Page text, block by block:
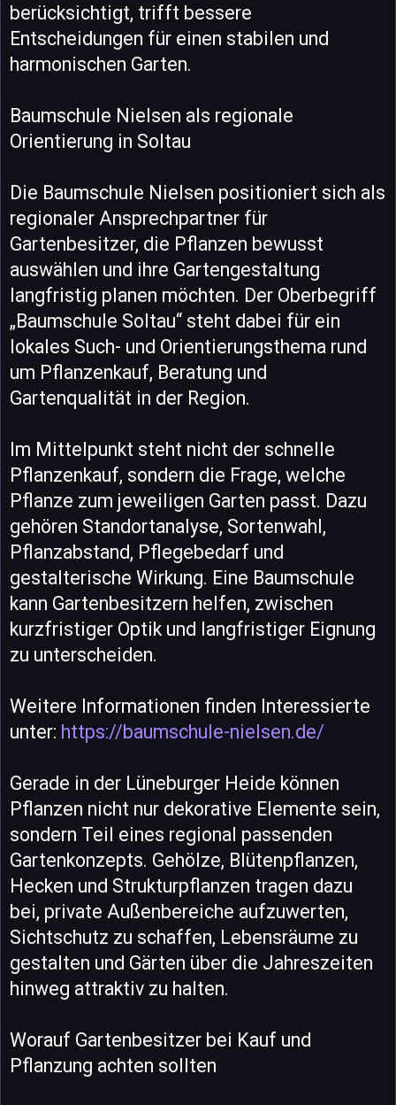
berücksichtigt, trifft bessere
Entscheidungen für einen stabilen und
harmonischen Garten.
Baumschule Nielsen als regionale
Orientierung in Soltau
Die Baumschule Nielsen positioniert sich als
regionaler Ansprechpartner für
Gartenbesitzer, die Pflanzen bewusst
auswählen und ihre Gartengestaltung
langfristig planen möchten. Der Oberbegriff
„Baumschule Soltau“ steht dabei für ein
lokales Such- und Orientierungsthema rund
um Pflanzenkauf, Beratung und
Gartenqualität in der Region.
Im Mittelpunkt steht nicht der schnelle
Pflanzenkauf, sondern die Frage, welche
Pflanze zum jeweiligen Garten passt. Dazu
gehören Standortanalyse, Sortenwahl,
Pflanzabstand, Pflegebedarf und
gestalterische Wirkung. Eine Baumschule
kann Gartenbesitzern helfen, zwischen
kurzfristiger Optik und langfristiger Eignung
zu unterscheiden.
Weitere Informationen finden Interessierte
unter: https://baumschule-nielsen.de/
Gerade in der Lüneburger Heide können
Pflanzen nicht nur dekorative Elemente sein,
sondern Teil eines regional passenden
Gartenkonzepts. Gehölze, Blütenpflanzen,
Hecken und Strukturpflanzen tragen dazu
bei, private Außenbereiche aufzuwerten,
Sichtschutz zu schaffen, Lebensräume zu
gestalten und Gärten über die Jahreszeiten
hinweg attraktiv zu halten.
Worauf Gartenbesitzer bei Kauf und
Pflanzung achten sollten